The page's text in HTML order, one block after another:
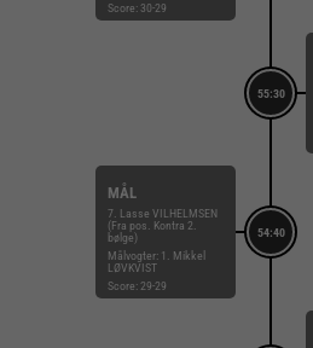
Score: 30-29
55:30
54:40
MÅL
7. Lasse VILHELMSEN
(Fra pos. Kontra 2.
bølge)
Målvogter: 1. Mikkel
LØVKVIST
Score: 29-29